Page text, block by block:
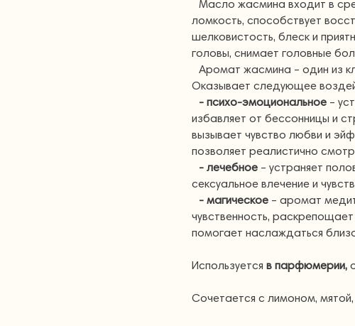
Масло жасмина входит в
ломкость, способствует
шелковистость, блеск и
головы, снимает головные
Аромат жасмина – один из
Оказывает следующее
- психо-эмоциональное –
избавляет от бессонницы и
вызывает чувство любви и
позволяет реалистично
- лечебное – устраняет
сексуальное влечение и
- магическое – аромат
чувственность,
помогает наслаждаться
Используется в парфюмерии,
Сочетается с лимоном,